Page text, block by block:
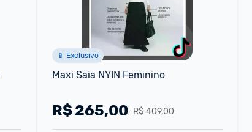
📱 Exclusivo
Maxi Saia NYIN Feminino
R$ 409,00
R$265,00